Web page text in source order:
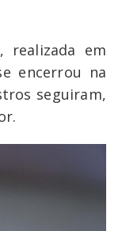
realizada em
encerrou na
seguiram,